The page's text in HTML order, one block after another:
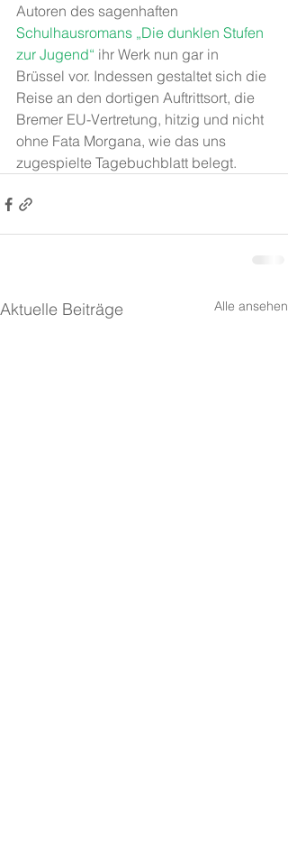
Autoren des sagenhaften
Schulhausromans „Die dunklen Stufen
zur Jugend“ ihr Werk nun gar in
Brüssel vor. Indessen gestaltet sich die
Reise an den dortigen Auftrittsort, die
Bremer EU-Vertretung, hitzig und nicht
ohne Fata Morgana, wie das uns
zugespielte Tagebuchblatt belegt.
Aktuelle Beiträge Alle ansehen